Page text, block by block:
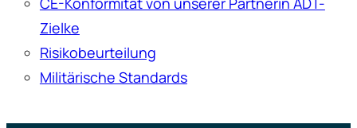
Zielke
Risikobeurteilung
Militärische Standards